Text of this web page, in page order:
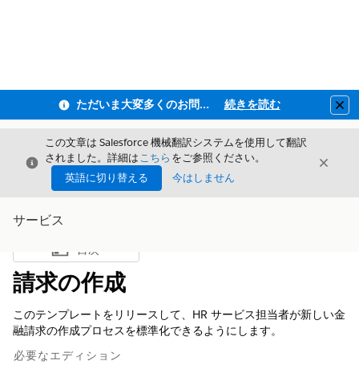
ただいま大変多くのお問い合わせをいただいており、ご連絡までにお時間を頂戴しております 続きを読む
閉じる
この文章は Salesforce 機械翻訳システムを使用して翻訳
されました。詳細はこちら をご参照ください。
英語に切り替える
今はしません
閉じる
サービス
目次を表示
目次
請求の作成
このテンプレートをリリースして、HR サービス担当者が新しい金
融請求の作成プロセスを標準化できるようにします。
必要なエディション